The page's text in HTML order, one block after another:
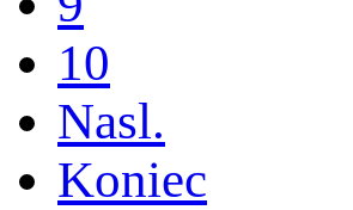
10
Nasl.
Koniec